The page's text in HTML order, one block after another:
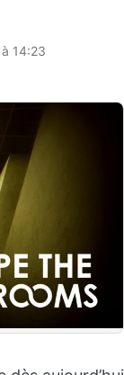
14:23